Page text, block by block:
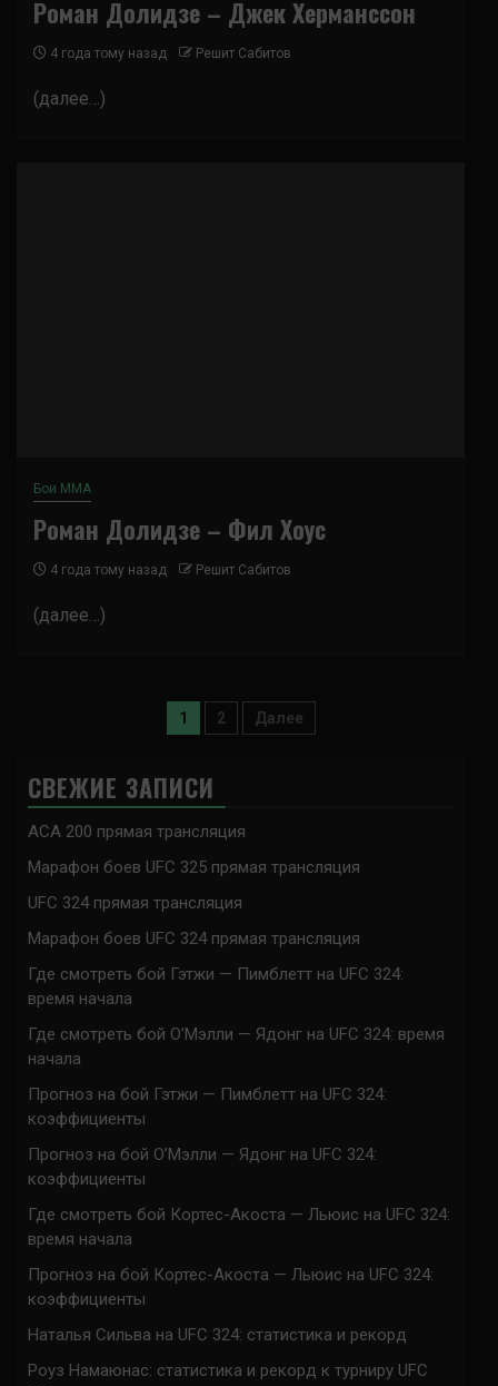
Роман Долидзе – Джек Херманссон
4 года тому назад Решит Сабитов
(далее…)
Бои ММА
Роман Долидзе – Фил Хоус
4 года тому назад Решит Сабитов
(далее…)
Пагинация
1 2 Далее
СВЕЖИЕ ЗАПИСИ
ACA 200 прямая трансляция
Марафон боев UFC 325 прямая трансляция
UFC 324 прямая трансляция
Марафон боев UFC 324 прямая трансляция
Где смотреть бой Гэтжи — Пимблетт на UFC 324:
время начала
Где смотреть бой О’Мэлли — Ядонг на UFC 324: время
начала
Прогноз на бой Гэтжи — Пимблетт на UFC 324:
коэффициенты
Прогноз на бой О’Мэлли — Ядонг на UFC 324:
коэффициенты
Где смотреть бой Кортес-Акоста — Льюис на UFC 324:
время начала
Прогноз на бой Кортес-Акоста — Льюис на UFC 324:
коэффициенты
Наталья Сильва на UFC 324: статистика и рекорд
Роуз Намаюнас: статистика и рекорд к турниру UFC